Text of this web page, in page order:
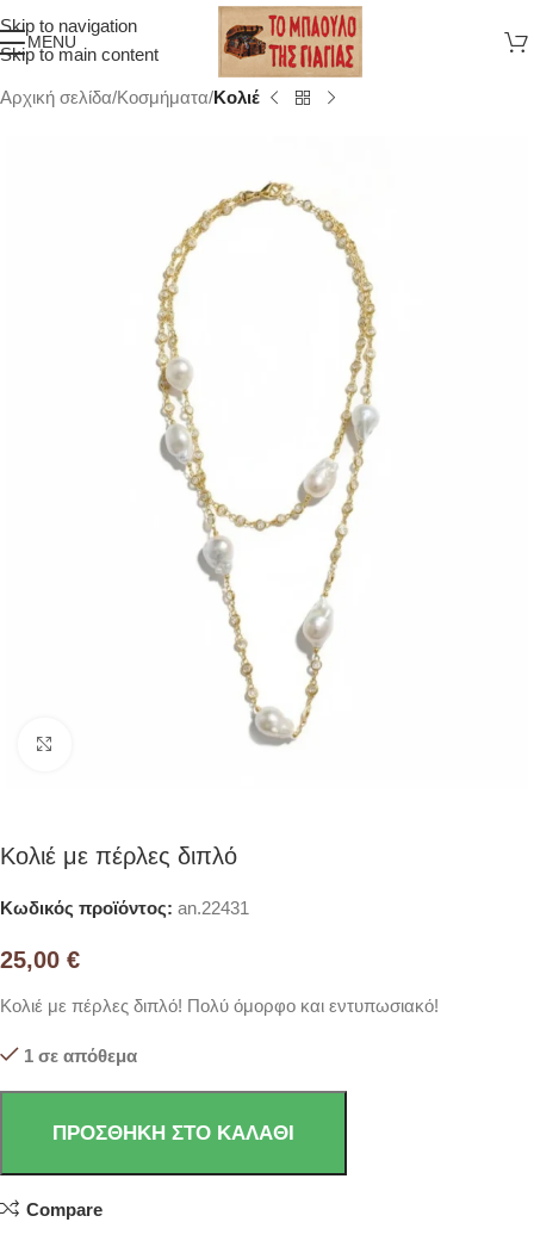
Skip to navigation
Skip to main content
MENU
Αρχική σελίδα Κοσμήματα Κολιέ
Κολιέ με πέρλες διπλό
Κωδικός προϊόντος: an.22431
25,00 €
Κολιέ με πέρλες διπλό! Πολύ όμορφο και εντυπωσιακό!
1 σε απόθεμα
ΠΡΟΣΘΉΚΗ ΣΤΟ ΚΑΛΆΘΙ
Compare